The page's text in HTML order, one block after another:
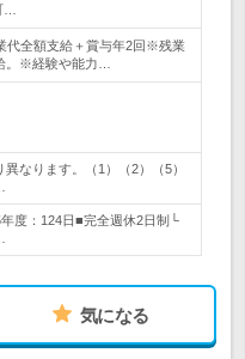
…
代全額支給＋賞与年2回※残業
。※経験や能力…
なります。（1）（2）（5）
度：124日■完全週休2日制└
気になる